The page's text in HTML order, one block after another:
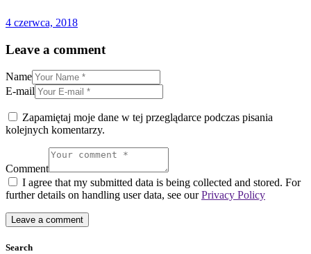
4 czerwca, 2018
Leave a comment
Name
E-mail
Zapamiętaj moje dane w tej przeglądarce podczas pisania
kolejnych komentarzy.
Comment
I agree that my submitted data is being collected and stored. For
further details on handling user data, see ourPrivacy Policy
Search